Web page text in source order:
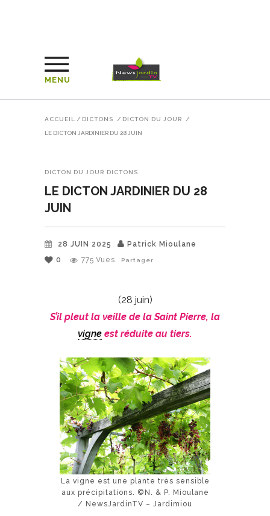
MENU
ACCUEIL / DICTONS / DICTON DU JOUR /
LE DICTON JARDINIER DU 28 JUIN
DICTON DU JOUR DICTONS
LE DICTON JARDINIER DU 28
JUIN
28 JUIN 2025
Patrick Mioulane
0
775 Vues Partager
(28 juin)
S’il pleut la veille de la Saint Pierre, la
vigne est réduite au tiers.
La vigne est une plante très sensible
aux précipitations. ©N. & P. Mioulane
/ NewsJardinTV – Jardimiou